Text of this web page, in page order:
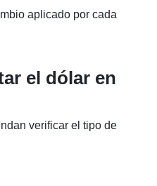
aplicado por cada
el dólar en
verificar el tipo de